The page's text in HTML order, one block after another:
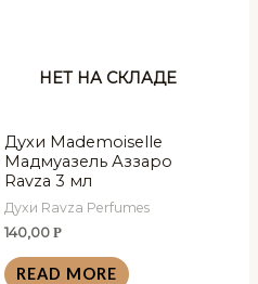
НЕТ НА СКЛАДЕ
Духи Mademoiselle
Мадмуазель Аззаро
Ravza 3 мл
Духи Ravza Perfumes
140,00 Р
READ MORE